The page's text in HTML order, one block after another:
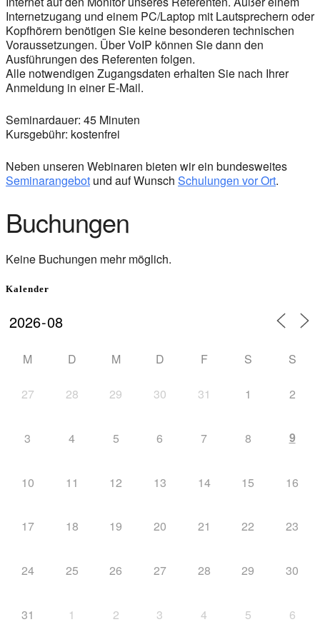
Internetzugang und einem PC/Laptop mit Lautsprechern oder
Kopfhörern benötigen Sie keine besonderen technischen
Voraussetzungen. Über VoIP können Sie dann den
Ausführungen des Referenten folgen.
Alle notwendigen Zugangsdaten erhalten Sie nach Ihrer
Anmeldung in einer E-Mail.
Seminardauer: 45 Minuten
Kursgebühr: kostenfrei
Neben unseren Webinaren bieten wir ein bundesweites
Seminarangebot und auf Wunsch Schulungen vor Ort.
Buchungen
Keine Buchungen mehr möglich.
Kalender
M D M D F S S
27 28 29 30 31 1 2
3 4 5 6 7 8 9
10 11 12 13 14 15 16
17 18 19 20 21 22 23
24 25 26 27 28 29 30
31 1 2 3 4 5 6